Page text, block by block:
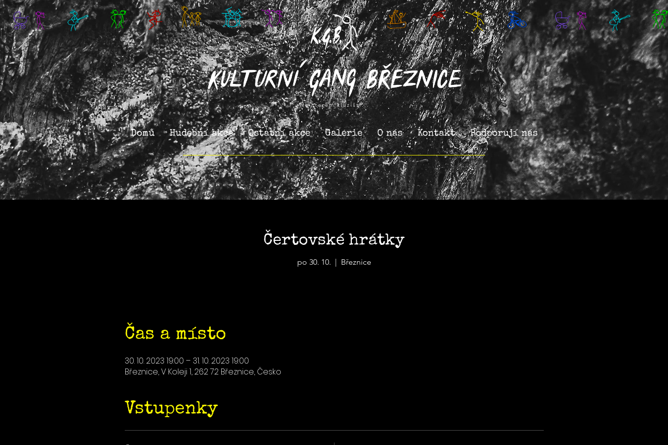
Na starém kluzišti...
Domů Hudební akce Ostatní akce Galerie O nás Kontakt Podporují nás
Čertovské hrátky
po 30. 10.
  |
Březnice
Čas a místo
30. 10. 2023 19:00 – 31. 10. 2023 19:00
Březnice, V Koleji 1, 262 72 Březnice, Česko
Vstupenky